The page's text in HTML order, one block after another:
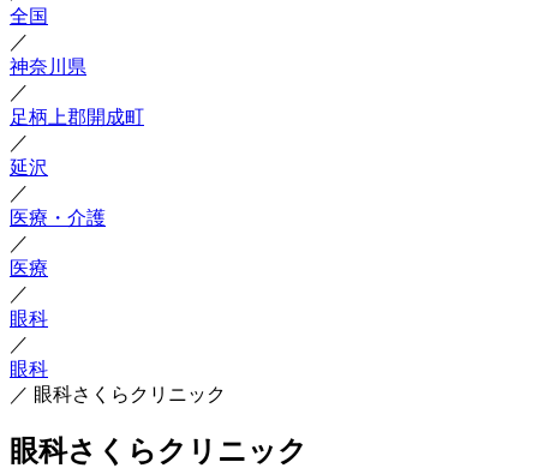
全国
／
神奈川県
／
足柄上郡開成町
／
延沢
／
医療・介護
／
医療
／
眼科
／
眼科
／ 眼科さくらクリニック
眼科さくらクリニック